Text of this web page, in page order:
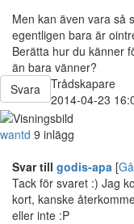
Men kan även vara så
egentligen bara är
Berätta hur du känner
än bara vänner?
Svara
Trådskapare
2014-04-23
wantd 9 inlägg
Svar till godis-apa [
Tack för svaret :) Jag
kort, kanske
eller inte :P